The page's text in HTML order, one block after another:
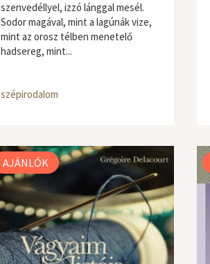
szenvedéllyel, izzó lánggal mesél.
Sodor magával, mint a lagúnák vize,
mint az orosz télben menetelő
hadsereg, mint...
szépirodalom
AJÁNLÓK